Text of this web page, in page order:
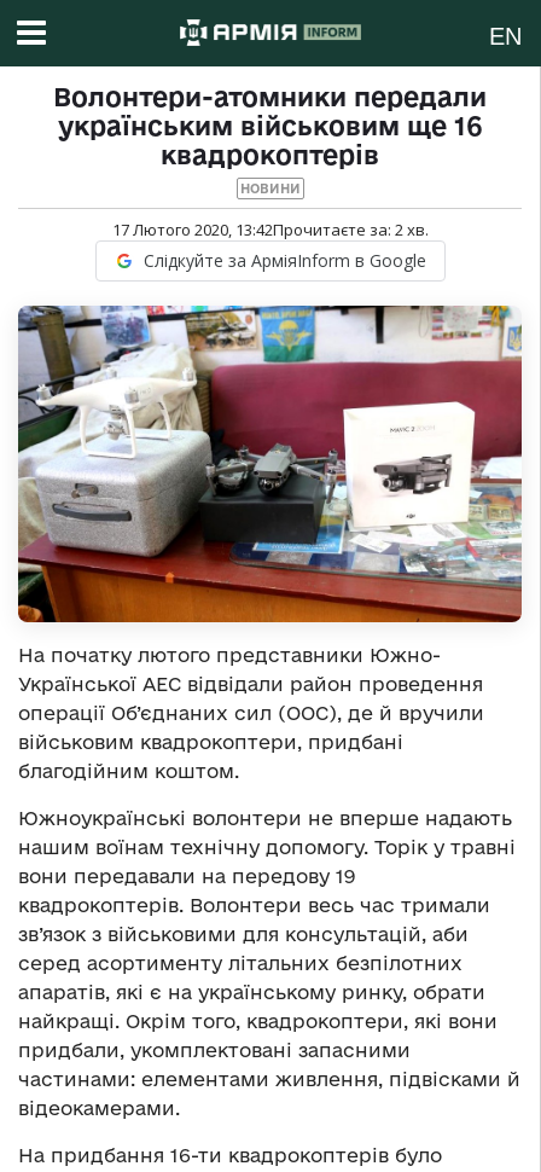
EN
Волонтери-атомники передали
українським військовим ще 16
квадрокоптерів
НОВИНИ
17 Лютого 2020, 13:42Прочитаєте за: 2хв.
Слідкуйте за АрміяInform в Google
На початку лютого представники Южно-
Української АЕС відвідали район проведення
операції Об’єднаних сил (ООС), де й вручили
військовим квадрокоптери, придбані
благодійним коштом.
Южноукраїнські волонтери не вперше надають
нашим воїнам технічну допомогу. Торік у травні
вони передавали на передову 19
квадрокоптерів. Волонтери весь час тримали
зв’язок з військовими для консультацій, аби
серед асортименту літальних безпілотних
апаратів, які є на українському ринку, обрати
найкращі. Окрім того, квадрокоптери, які вони
придбали, укомплектовані запасними
частинами: елементами живлення, підвісками й
відеокамерами.
На придбання 16-ти квадрокоптерів було